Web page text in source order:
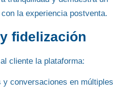
la experiencia postventa.
fidelización
cliente la plataforma:
y conversaciones en múltiples